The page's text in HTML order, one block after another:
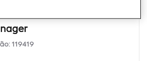
119419